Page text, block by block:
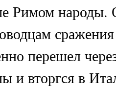
Римом народы.
перешел
и вторгся в